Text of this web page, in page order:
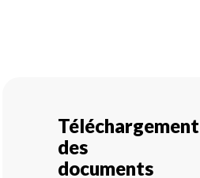
Téléchargement
des
documents